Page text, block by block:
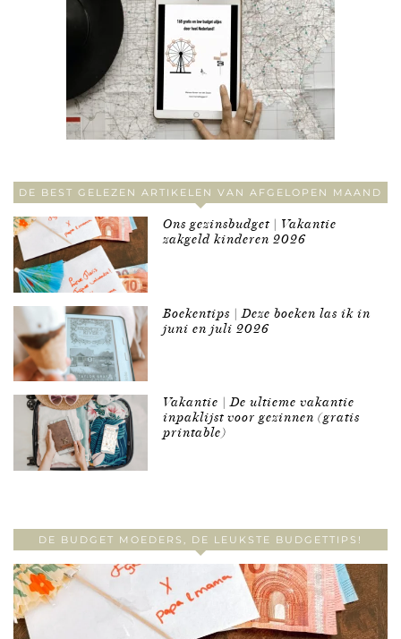
DE BEST GELEZEN ARTIKELEN VAN AFGELOPEN MAAND
Ons gezinsbudget | Vakantie
zakgeld kinderen 2026
Boekentips | Deze boeken las ik in
juni en juli 2026
Vakantie | De ultieme vakantie
inpaklijst voor gezinnen (gratis
printable)
DE BUDGET MOEDERS, DE LEUKSTE BUDGETTIPS!